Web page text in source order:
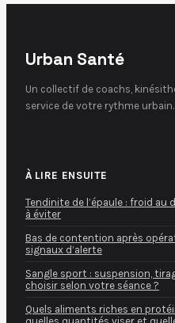
Urban Santé
Un collectif de coachs,
service de votre rythme urbain.
À LIRE ENSUITE
Tendinite de l’épaule : froid
à éviter
Bas de contention après
signaux d’alerte
Sangle sport : suspension,
choisir selon votre séance ?
Quels aliments riches en